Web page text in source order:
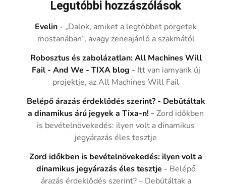
Legutóbbi hozzászólások
Evelin - „Dalok, amiket a legtöbbet pörgetek
mostanában”, avagy zeneajánló a szakmától
Robosztus és zabolázatlan: All Machines Will
Fail - And We - TIXA blog - Itt van iamyank új
projektje, az All Machines Will Fail
Belépő árazás érdeklődés szerint? - Debütáltak
a dinamikus árú jegyek a Tixa-n! -Zord időkben
is bevételnövekedés: ilyen volt a dinamikus
jegyárazás éles tesztje
Zord időkben is bevételnövekedés: ilyen volt a
dinamikus jegyárazás éles tesztje - Belépő
árazás érdeklődés szerint? – Debütáltak a